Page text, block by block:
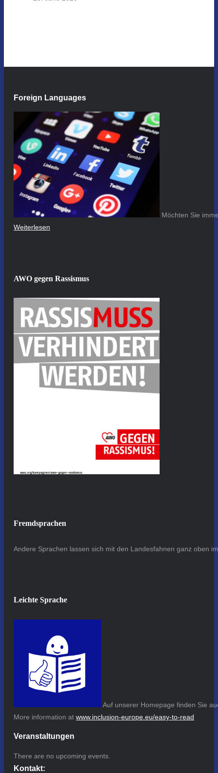
Foreign Languages
Möchten Sie
Weiterlesen
AWO gegen Rassismus
Fremdsprachen
Andere Sprachen lassen sich mit den Landesfahnen ganz oben
Leichte Sprache
Auf unserer Homepage finden Sie
More information at www.inclusion-europe.eu/easy-to-read
Veranstaltungen
There are no upcoming events.
Kontakt: